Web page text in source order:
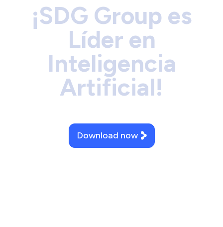
¡SDG Group es
Líder en
Inteligencia
Artificial!
Download now